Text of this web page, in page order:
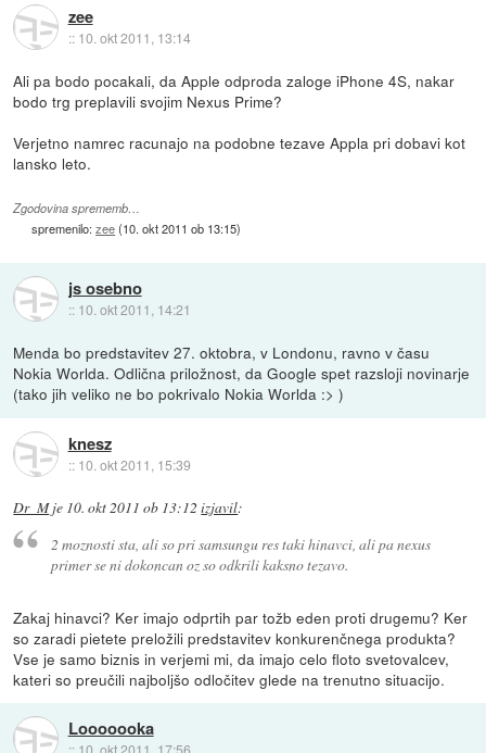
zee
:: 10. okt 2011, 13:14
Ali pa bodo pocakali, da Apple odproda zaloge iPhone 4S, nakar
bodo trg preplavili svojim Nexus Prime?
Verjetno namrec racunajo na podobne tezave Appla pri dobavi kot
lansko leto.
Zgodovina sprememb…
spremenilo:zee(10. okt 2011 ob 13:15)
js osebno
:: 10. okt 2011, 14:21
Menda bo predstavitev 27. oktobra, v Londonu, ravno v času
Nokia Worlda. Odlična priložnost, da Google spet razsloji novinarje
(tako jih veliko ne bo pokrivalo Nokia Worlda :> )
knesz
:: 10. okt 2011, 15:39
Dr_Mje 10. okt 2011 ob 13:12 izjavil:
2 moznosti sta, ali so pri samsungu res taki hinavci, ali pa nexus
primer se ni dokoncan oz so odkrili kaksno tezavo.
Zakaj hinavci? Ker imajo odprtih par tožb eden proti drugemu? Ker
so zaradi pietete preložili predstavitev konkurenčnega produkta?
Vse je samo biznis in verjemi mi, da imajo celo floto svetovalcev,
kateri so preučili najboljšo odločitev glede na trenutno situacijo.
Looooooka